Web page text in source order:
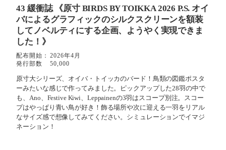
43 緩衝誌《原寸 BIRDS BY TOIKKA 2026 P.S. オイ
バによるグラフィックのシルクスクリーンを額装
してノベルティにする企画、ようやく実現できま
した！》
配布開始：
2026年4月
発行部数
50,000
原寸大シリーズ、オイバ・トイッカのバード！鳥類の図鑑ポスタ
ーみたいな感じで作ってみました。ピックアップした28羽の中で
も、Ano、Festive Kiwi、Leppainenの3羽はスコープ別注。スコー
プはやっぱり青い鳥が好き！飾る場所や次に迎える一羽をリアル
なサイズ感で想像してみてください。シミュレーションでイマジ
ネーション！